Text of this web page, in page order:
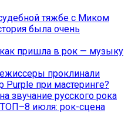
тяжбе с Миком
была очень
пришла в рок — музыку
проклинали
Purple при мастеринге?
звучание русского рока
июля: рок-сцена